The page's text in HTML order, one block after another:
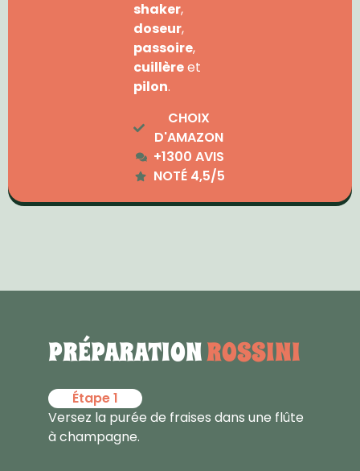
shaker,
doseur,
passoire,
cuillèreet
pilon.
CHOIX
D'AMAZON
+1300 AVIS
NOTÉ 4,5/5
PRÉPARATIONROSSINI
Étape 1
Versez la purée de fraises dans une flûte
à champagne.